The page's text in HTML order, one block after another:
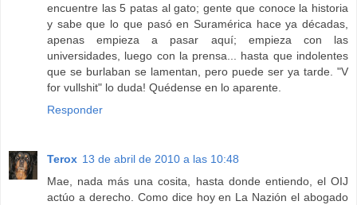
encuentre las 5 patas al gato; gente que conoce la historia
y sabe que lo que pasó en Suramérica hace ya décadas,
apenas empieza a pasar aquí; empieza con las
universidades, luego con la prensa... hasta que indolentes
que se burlaban se lamentan, pero puede ser ya tarde. "V
for vullshit" lo duda! Quédense en lo aparente.
Responder
Terox 13 de abril de 2010 a las 10:48
Mae, nada más una cosita, hasta donde entiendo, el OIJ
actúo a derecho. Como dice hoy en La Nazión el abogado